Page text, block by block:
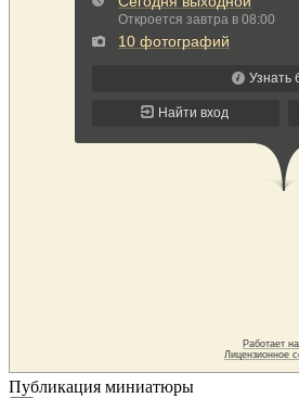
Публикация миниатюры